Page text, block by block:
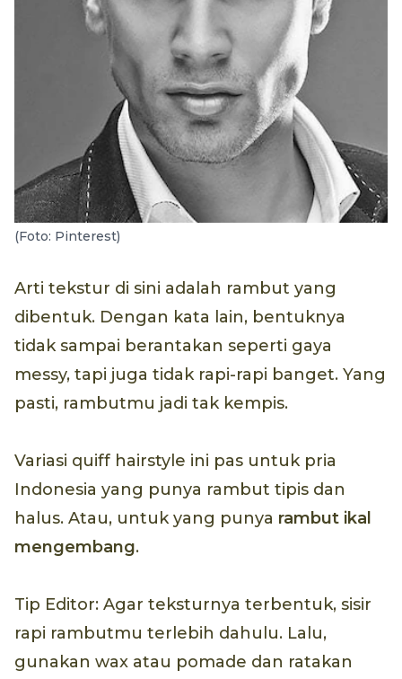
(Foto: Pinterest)
Arti tekstur di sini adalah rambut yang
dibentuk. Dengan kata lain, bentuknya
tidak sampai berantakan seperti gaya
messy, tapi juga tidak rapi-rapi banget. Yang
pasti, rambutmu jadi tak kempis.
Variasi quiff hairstyle ini pas untuk pria
Indonesia yang punya rambut tipis dan
halus. Atau, untuk yang punya rambut ikal
mengembang.
Tip Editor: Agar teksturnya terbentuk, sisir
rapi rambutmu terlebih dahulu. Lalu,
gunakan wax atau pomade dan ratakan